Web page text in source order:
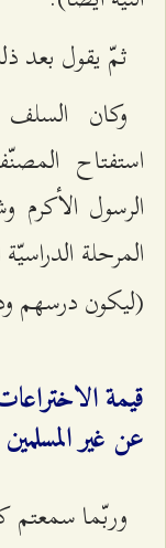
ثمّ يقول بعد
وكان
استفتاح
الرسول الأكرم
المرحلة
(ليكون درسهم
قيمة
عن غير المسلمين
وربّما سمعتم